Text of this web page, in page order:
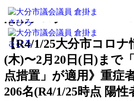
活動ブログACTIVITY
【R4/1/25大分市コロナ
(木)〜2月20日(日)まで
点措置」が適用》重症
206名(R4/1/25時点 陽性